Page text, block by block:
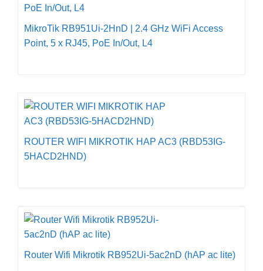
MikroTik RB951Ui-2HnD | 2.4 GHz WiFi Access
Point, 5 x RJ45, PoE In/Out, L4
ROUTER WIFI MIKROTIK HAP AC3 (RBD53IG-
5HACD2HND)
Router Wifi Mikrotik RB952Ui-5ac2nD (hAP ac lite)